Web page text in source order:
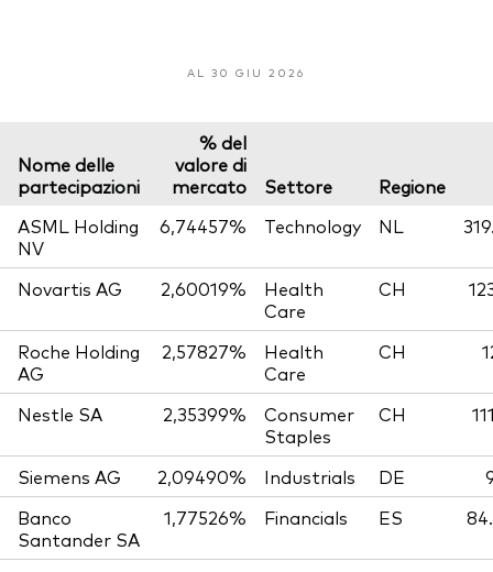
AL 30 GIU 2026
Nome delle
partecipazioni
% del
valore di
mercato
Settore
Regione
ASML Holding
NV
6,74457% Technology NL
Novartis AG 2,60019%
Health
Care
CH
Roche Holding
AG
2,57827%
Health
Care
CH
Nestle SA 2,35399%
Consumer
Staples
CH
Siemens AG 2,09490% Industrials DE
Banco
Santander SA
1,77526% Financials ES